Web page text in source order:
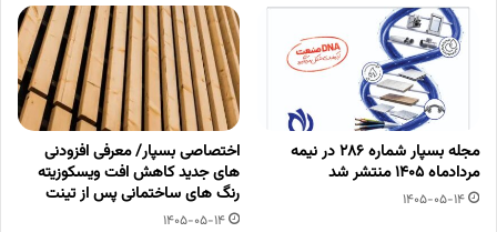
مجله بسپار شماره 286 در نیمه
مردادماه 1405 منتشر شد
1405-05-14
اختصاصی بسپار/ معرفی افزودنی
های جدید کاهش افت ویسکوزیته
رنگ های ساختمانی پس از تینت
1405-05-14